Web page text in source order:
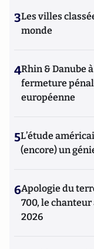
3Les villes
monde
4Rhin & Danube
fermeture
européenne
5L’étude
(encore) un
6Apologie du
700, le chanteur
2026